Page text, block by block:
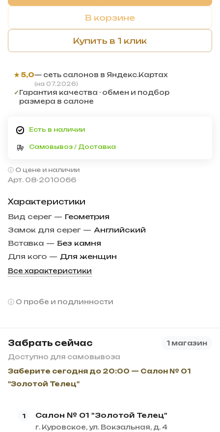
Арт. 08-2010066
Характеристики
Вид серег — Геометрия
Замок для серег — Английский
Вставка — Без камня
Для кого — Для женщин
Все характеристики
О пробе и подлинности
Забрать сейчас
1 магазин
Доступно для самовывоза
Заберите сегодня до 20:00 — Салон № 01
"Золотой Телец"
1 Салон № 01 "Золотой Телец"
г. Куровское, ул. Вокзальная, д. 4
В корзине
Купить в 1 клик
★ 5,0— сеть салонов в Яндекс.Картах
(на 07.2026)
✓Гарантия качества · обмен и подбор
размера в салоне
Есть в наличии
Самовывоз / Доставка
О цене и наличии